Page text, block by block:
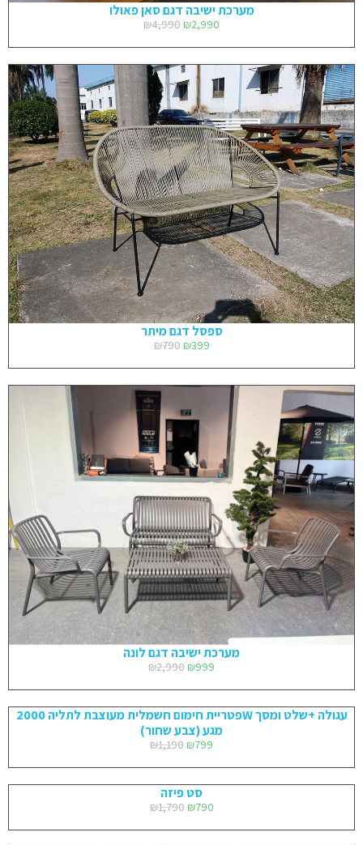
מערכת ישיבה דגם סאן פאולו
₪4,990 ₪2,990
ספסל דגם מיתר
₪790 ₪399
מערכת ישיבה דגם לונה
₪2,990 ₪999
פטריית חימום חשמלית מעוצבת לתליה 2000W עגולה +שלט ומסך
מגע (צבע שחור)
₪1,190 ₪799
סט פיזה
₪1,790 ₪790